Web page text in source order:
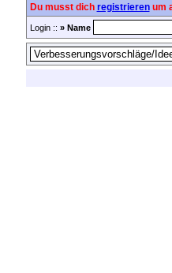
Du musst dich registrierenum
Login :: » Name